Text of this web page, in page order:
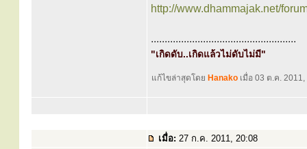
http://www.dhammajak.net/
.....................................................
"เกิดดับ..เกิดแล้วไม่ดับไม่มี"
แก้ไขล่าสุดโดย Hanako เมื่อ 03 ต.ค.
เมื่อ: 27 ก.ค. 2011, 20:08